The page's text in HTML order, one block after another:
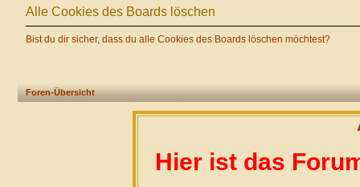
Alle Cookies des Boards löschen
Bist du dir sicher, dass du alle Cookies des Boards löschen möchtest?
Foren-Übersicht
Hier ist das